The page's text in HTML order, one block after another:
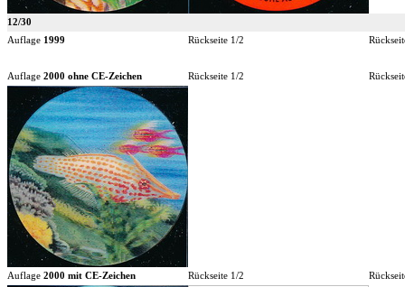
12/30
Auflage 1999 Rückseite 1/2
Auflage 2000 ohne CE-Zeichen Rückseite 1/2
Auflage 2000 mit CE-Zeichen Rückseite 1/2